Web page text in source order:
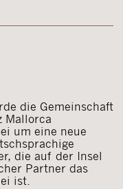
die Gemeinschaft
Mallorca
um eine neue
die auf der Insel
Partner das
ist.